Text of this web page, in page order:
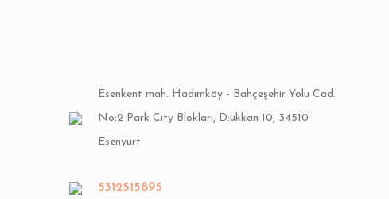
Esenkent mah. Hadımköy - Bahçeşehir Yolu Cad.
No:2 Park City Blokları, D:ükkan 10, 34510
Esenyurt
5312515895